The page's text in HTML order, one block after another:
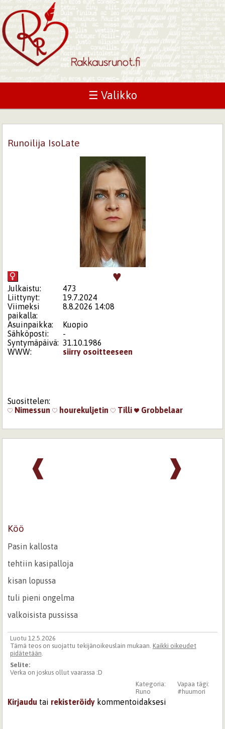
☰ Valikko
Runoilija IsoLate
♥
Julkaistu:
473
Liittynyt:
19.7.2024
Viimeksi
paikalla:
8.8.2026 14:08
Asuinpaikka:
Kuopio
Sähköposti:
-
Syntymäpäivä: 31.10.1986
WWW:
siirry osoitteeseen
Suosittelen:
Nimessun
hourekuljetin Tilli Grobbelaar
❱
❰
Köö
Pasin kallosta
tehtiin kasipalloja
kisan lopussa
tuli pieni ongelma
valkoisista pussissa
Luotu 12.5.2026
Tämä teos on suojattu tekijänoikeuslain mukaan. Kaikki oikeudet
pidätetään
Selite:
Verka on joskus ollut vaarassa :D
Vapaa tägi:
#huumori
Kategoria:
Runo
Kirjaudu tai rekisteröidy kommentoidaksesi